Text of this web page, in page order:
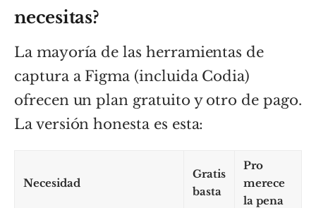
necesitas?
La mayoría de las herramientas de
captura a Figma (incluida Codia)
ofrecen un plan gratuito y otro de pago.
La versión honesta es esta:
Necesidad
Gratis
basta
Pro
merece
la pena